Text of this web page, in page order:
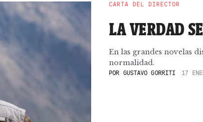
CARTA DEL DIRECTOR
LA VERDAD
En las grandes novelas
normalidad.
POR GUSTAVO GORRITI 17